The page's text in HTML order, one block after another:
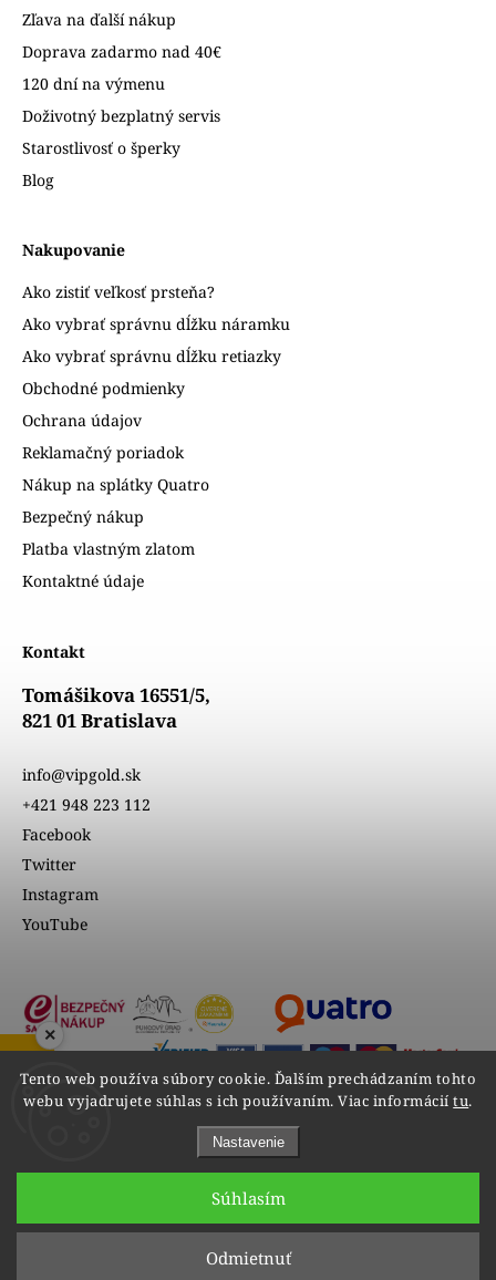
Tento web používa súbory cookie. Ďalším prechádzaním tohto
webu vyjadrujete súhlas s ich používaním. Viac informáciítu.
Nastavenie
Odmietnuť
Súhlasím
Zľava na ďalší nákup
Doprava zadarmo nad 40€
120 dní na výmenu
Doživotný bezplatný servis
Starostlivosť o šperky
Blog
Nakupovanie
Ako zistiť veľkosť prsteňa?
Ako vybrať správnu dĺžku náramku
Ako vybrať správnu dĺžku retiazky
Obchodné podmienky
Ochrana údajov
Reklamačný poriadok
Nákup na splátky Quatro
Bezpečný nákup
Platba vlastným zlatom
Kontaktné údaje
Kontakt
Tomášikova 16551/5,
821 01 Bratislava
info@vipgold.sk
+421 948 223 112
Facebook
Twitter
Instagram
YouTube
Upraviť nastavenie cookies
ZOBRAZIŤ RECENZIE
×